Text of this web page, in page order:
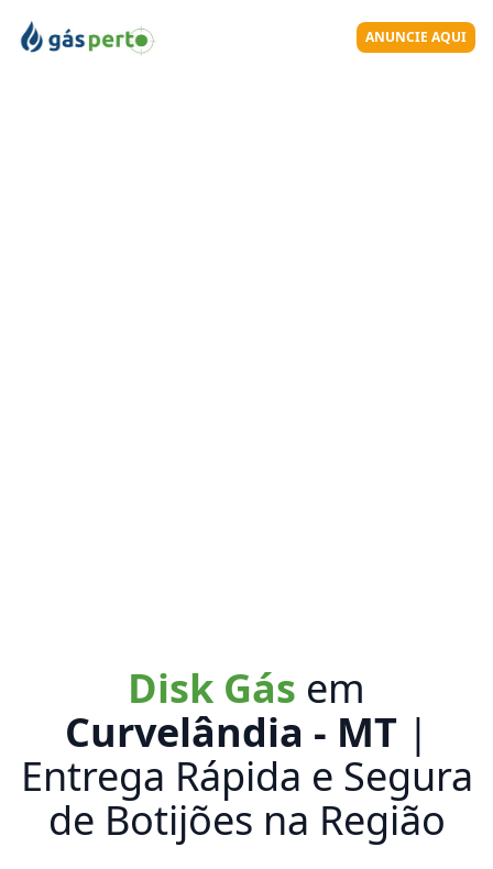
ANUNCIE AQUI
Disk Gás em
Curvelândia - MT|
Entrega Rápida e Segura
de Botijões na Região